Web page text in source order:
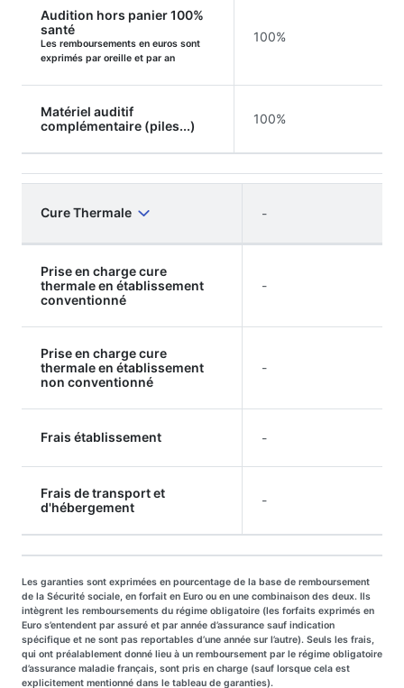
Audition hors panier 100%
santé
Les remboursements en euros sont
exprimés par oreille et par an
100%
Matériel auditif
complémentaire (piles...)
100%
Cure Thermale -
Prise en charge cure
thermale en établissement
conventionné
-
Prise en charge cure
thermale en établissement
non conventionné
-
Frais établissement -
Frais de transport et
d'hébergement
-
Les garanties sont exprimées en pourcentage de la base de remboursement
de la Sécurité sociale, en forfait en Euro ou en une combinaison des deux. Ils
intègrent les remboursements du régime obligatoire (les forfaits exprimés en
Euro s’entendent par assuré et par année d’assurance sauf indication
spécifique et ne sont pas reportables d’une année sur l’autre). Seuls les frais,
qui ont préalablement donné lieu à un remboursement par le régime obligatoire
d’assurance maladie français, sont pris en charge (sauf lorsque cela est
explicitement mentionné dans le tableau de garanties).